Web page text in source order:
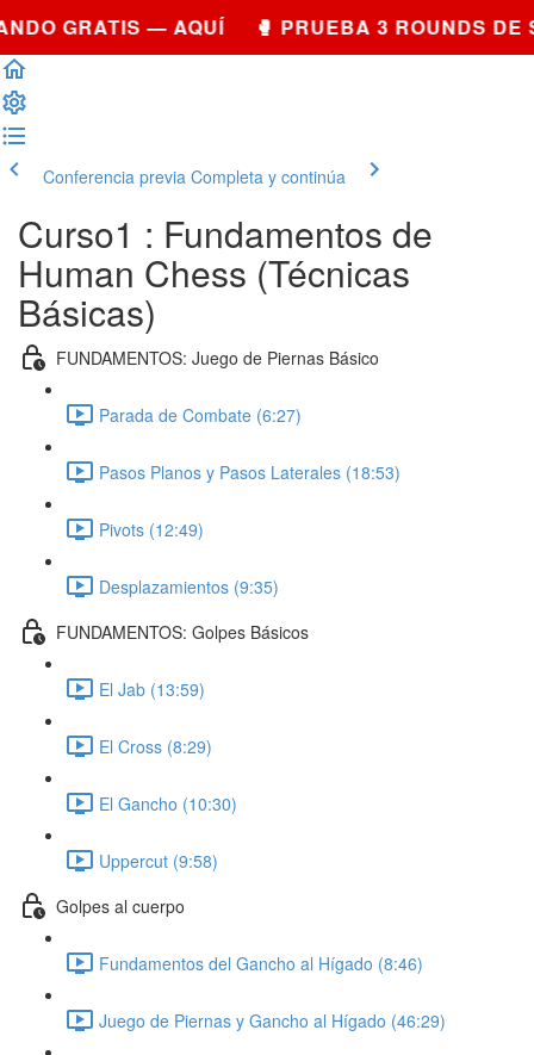
GRATIS — AQUÍ 🥊 PRUEBA 3 ROUNDS
Conferencia previa Completa y continúa
Curso1 : Fundamentos de
Human Chess (Técnicas
Básicas)
FUNDAMENTOS: Juego de Piernas Básico
Parada de Combate (6:27)
Pasos Planos y Pasos Laterales (18:53)
Pivots (12:49)
Desplazamientos (9:35)
FUNDAMENTOS: Golpes Básicos
El Jab (13:59)
El Cross (8:29)
El Gancho (10:30)
Uppercut (9:58)
Golpes al cuerpo
Fundamentos del Gancho al Hígado (8:46)
Juego de Piernas y Gancho al Hígado (46:29)